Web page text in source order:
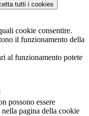
tutti i cookies
cookie consentire.
il funzionamento della
al funzionamento potete
possono essere
pagina della cookie